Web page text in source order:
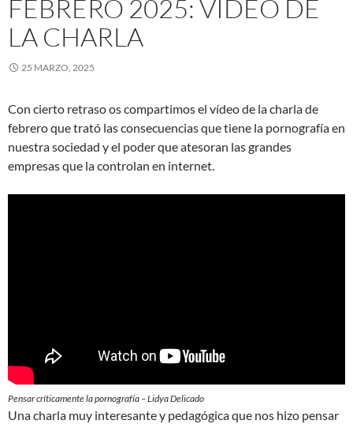
FEBRERO 2025: VÍDEO DE
LA CHARLA
25 MARZO, 2025
Con cierto retraso os compartimos el vídeo de la charla de
febrero que trató las consecuencias que tiene la pornografía en
nuestra sociedad y el poder que atesoran las grandes
empresas que la controlan en internet.
Pensar críticamente la pornografía – Lidya Delicado
Una charla muy interesante y pedagógica que nos hizo pensar